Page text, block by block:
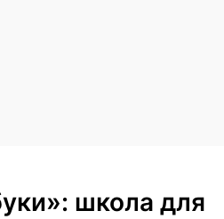
школа для